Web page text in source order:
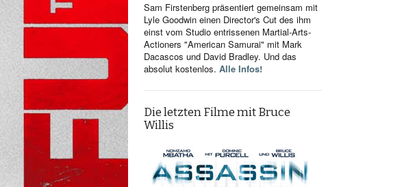
Sam Firstenberg präsentiert gemeinsam mit
Lyle Goodwin einen Director's Cut des ihm
einst vom Studio entrissenen Martial-Arts-
Actioners "American Samurai" mit Mark
Dacascos und David Bradley. Und das
absolut kostenlos. Alle Infos!
Die letzten Filme mit Bruce
Willis